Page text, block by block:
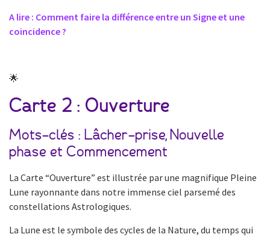
A lire : Comment faire la différence entre un Signe et une
coincidence ?
🌟
Carte 2 : Ouverture
Mots-clés : Lâcher-prise, Nouvelle
phase et Commencement
La Carte “Ouverture” est illustrée par une magnifique Pleine
Lune rayonnante dans notre immense ciel parsemé des
constellations Astrologiques.
La Lune est le symbole des cycles de la Nature, du temps qui